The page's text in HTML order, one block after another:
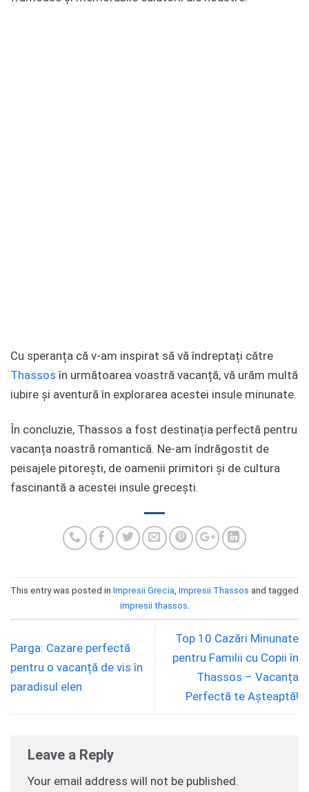
Cu speranța că v-am inspirat să vă îndreptați către
Thassos în următoarea voastră vacanță, vă urăm multă
iubire și aventură în explorarea acestei insule minunate.
În concluzie, Thassos a fost destinația perfectă pentru
vacanța noastră romantică. Ne-am îndrăgostit de
peisajele pitorești, de oamenii primitori și de cultura
fascinantă a acestei insule grecești.
This entry was posted in Impresii Grecia Impresii Thassos and tagged
impresii thassos
Parga: Cazare perfectă
pentru o vacanță de vis în
paradisul elen
Top 10 Cazări Minunate
pentru Familii cu Copii în
Thassos – Vacanța
Perfectă te Așteaptă!
Leave a Reply
Your email address will not be published.